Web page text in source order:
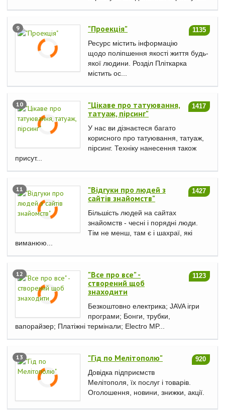
9 1135
"Проекція"
Ресурс містить інформацію
щодо поліпшення якості життя будь-
якої людини. Розділ Пліткарка
містить ос...
10 1417
"Цікаве про татуювання,
татуаж, пірсинг"
У нас ви дізнаєтеся багато
корисного про татуювання, татуаж,
пірсинг. Техніку нанесення також
присут...
11 1427
"Відгуки про людей з
сайтів знайомств"
Більшість людей на сайтах
знайомств - чесні і порядні люди.
Тім не менш, там є і шахраї, які
виманюю...
12 1123
"Все про все" -
створений щоб
знаходити
Безкоштовно електрика; JAVA ігри
програми; Бонги, трубки,
вапорайзер; Платіжні термінали; Electro MP...
13 920
"Гід по Мелітополю"
Довідка підприємств
Мелітополя, їх послуг і товарів.
Оголошення, новини, знижки, акції.